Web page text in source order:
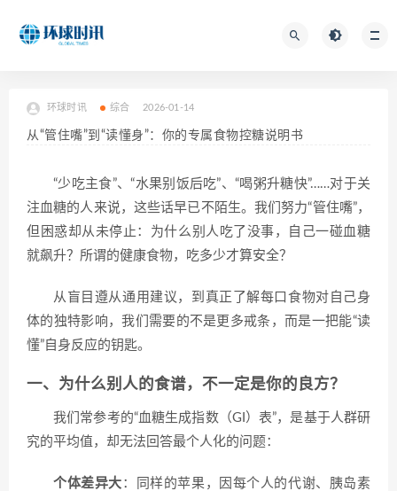
环球时讯 综合 2026-01-14
从“管住嘴”到“读懂身”：你的专属食物控糖说明书
“少吃主食”、“水果别饭后吃”、“喝粥升糖快”……对于关
注血糖的人来说，这些话早已不陌生。我们努力“管住嘴”，
但困惑却从未停止：为什么别人吃了没事，自己一碰血糖
就飙升？所谓的健康食物，吃多少才算安全？
从盲目遵从通用建议，到真正了解每口食物对自己身
体的独特影响，我们需要的不是更多戒条，而是一把能“读
懂”自身反应的钥匙。
一、为什么别人的食谱，不一定是你的良方？
我们常参考的“血糖生成指数（GI）表”，是基于人群研
究的平均值，却无法回答最个人化的问题：
个体差异大 ：同样的苹果，因每个人的代谢、胰岛素